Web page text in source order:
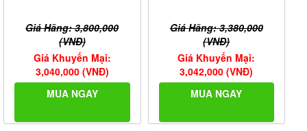
Giá Hãng: 3,800,000
(VNĐ)
Giá Khuyến Mại:
3,040,000 (VNĐ)
MUA NGAY
Giá Hãng: 3,380,000
(VNĐ)
Giá Khuyến Mại:
3,042,000 (VNĐ)
MUA NGAY